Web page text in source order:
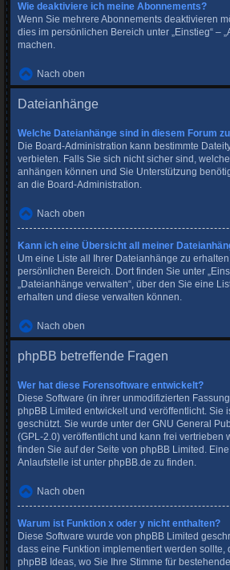
Wie deaktiviere ich meine Abonnements?
Wenn Sie mehrere Abonnements deaktivieren
dies im persönlichen Bereich unter „Einstieg“ –
machen.
Nach oben
Dateianhänge
Welche Dateianhänge sind in diesem Forum
Die Board-Administration kann bestimmte
verbieten. Falls Sie sich nicht sicher sind,
anhängen können und Sie Unterstützung
an die Board-Administration.
Nach oben
Kann ich eine Übersicht all meiner
Um eine Liste all Ihrer Dateianhänge zu
persönlichen Bereich. Dort finden Sie unter
„Dateianhänge verwalten“, über den Sie eine
erhalten und diese verwalten können.
Nach oben
phpBB betreffende Fragen
Wer hat diese Forensoftware entwickelt?
Diese Software (in ihrer unmodifizierten
phpBB Limited entwickelt und veröffentlicht. Sie
geschützt. Sie wurde unter der GNU General
(GPL-2.0) veröffentlicht und kann frei vertrieben
finden Sie auf der Seite von phpBB Limited .
Anlaufstelle ist unter phpBB.de zu finden.
Nach oben
Warum ist Funktion x oder y nicht enthalten?
Diese Software wurde von phpBB Limited
dass eine Funktion implementiert werden sollte,
phpBB Ideas, wo Sie Ihre Stimme für